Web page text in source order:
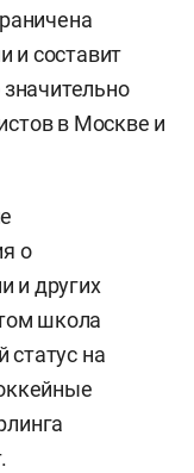
и составит
в Москве и
о
и других
школа
на